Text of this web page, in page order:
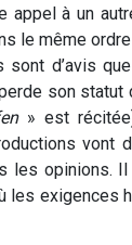
appel à un
le même
d’avis
son
» est
vont
les opinions.
les exigences